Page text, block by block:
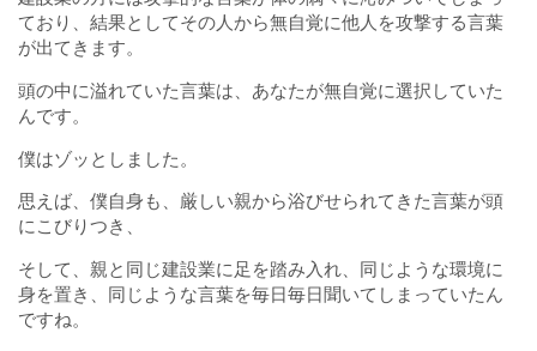
ており、結果としてその人から無自覚に他人を攻撃する言葉
が出てきます。
頭の中に溢れていた言葉は、あなたが無自覚に選択していた
んです。
僕はゾッとしました。
思えば、僕自身も、厳しい親から浴びせられてきた言葉が頭
にこびりつき、
そして、親と同じ建設業に足を踏み入れ、同じような環境に
身を置き、同じような言葉を毎日毎日聞いてしまっていたん
ですね。